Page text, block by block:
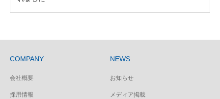
COMPANY
会社概要
採用情報
NEWS
お知らせ
メディア掲載